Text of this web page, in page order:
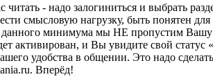
- надо залогиниться и выбрать
смысловую нагрузку, быть понятен
минимума мы НЕ пропустим
активирован, и Вы увидите свой
удобства в общении. Это надо
Вперёд!